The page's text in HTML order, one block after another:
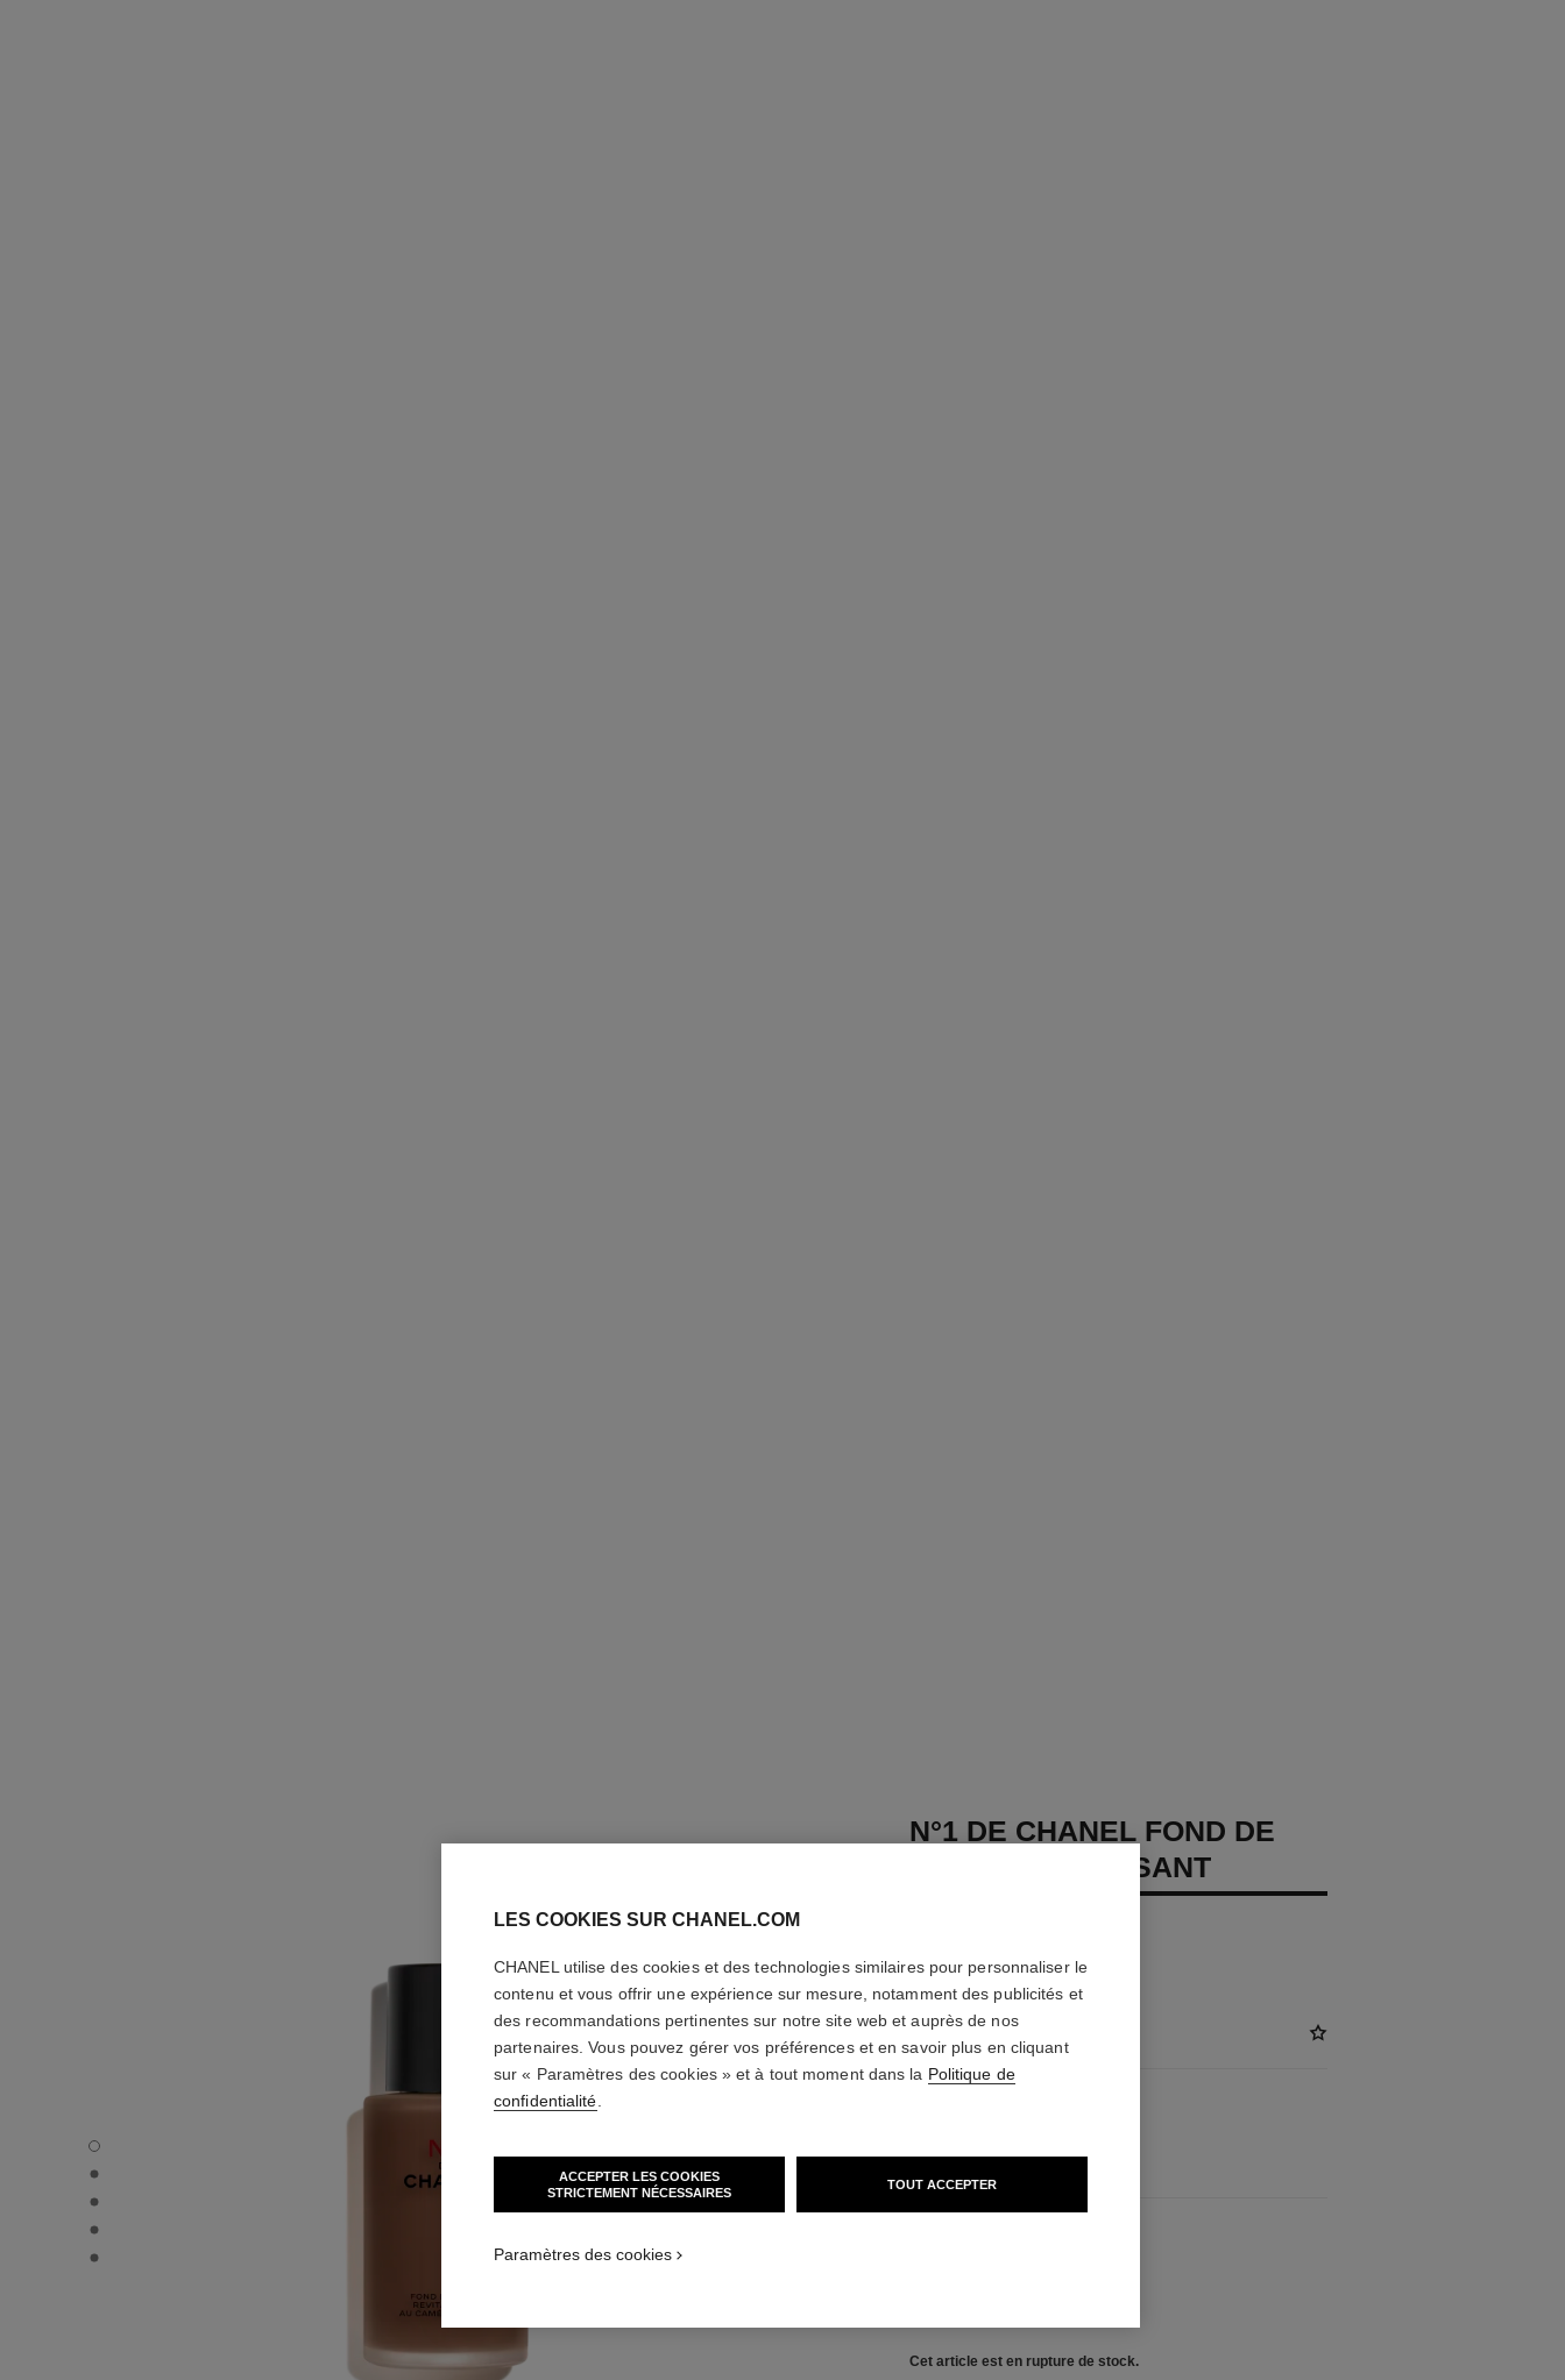
N°1 DE CHANEL FOND DE TEINT REVITALISANT - Vue par défaut
N°1 DE CHANEL FOND DE TEINT REVITALISANT - Vue alternative 1
N°1 DE CHANEL FOND DE TEINT REVITALISANT - Vue basique texture
N°1 DE CHANEL FOND DE TEINT REVITALISANT - product.packShot.APPLICATION_VISUAL_1
N°1 DE CHANEL FOND DE TEINT REVITALISANT - product.packShot.APPLICATION_VISUAL_2
N°1 DE CHANEL FOND DE
TEINT REVITALISANT
Réf. 145780
75 €
Cet articleest en rupture de stock.
LES COOKIES SUR CHANEL.COM
CHANEL utilise des cookies et des technologies similaires pour personnaliser le
contenu et vous offrir une expérience sur mesure, notamment des publicités et
des recommandations pertinentes sur notre site web et auprès de nos
partenaires. Vous pouvez gérer vos préférences et en savoir plus en cliquant
sur « Paramètres des cookies » et à tout moment dans la Politique de
confidentialité
ACCEPTER LES COOKIES
STRICTEMENT NÉCESSAIRES
TOUT ACCEPTER
Paramètres des cookies